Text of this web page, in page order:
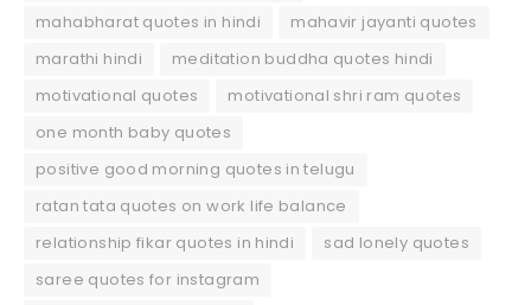
mahabharat quotes in hindi
mahavir jayanti quotes
marathi hindi
meditation buddha quotes hindi
motivational quotes
motivational shri ram quotes
one month baby quotes
positive good morning quotes in telugu
ratan tata quotes on work life balance
relationship fikar quotes in hindi
sad lonely quotes
saree quotes for instagram